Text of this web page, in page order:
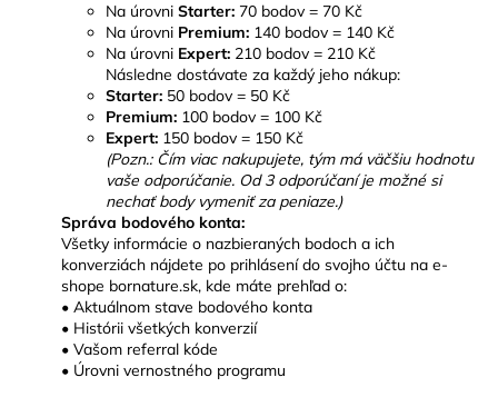
Na úrovni Starter: 70 bodov = 70 Kč
Na úrovni Premium: 140 bodov = 140 Kč
Na úrovni Expert: 210 bodov = 210 Kč
Následne dostávate za každý jeho nákup:
Starter: 50 bodov = 50 Kč
Premium: 100 bodov = 100 Kč
Expert: 150 bodov = 150 Kč
(Pozn.: Čím viac nakupujete, tým má väčšiu hodnotu
vaše odporúčanie. Od 3 odporúčaní je možné si
nechať body vymeniť za peniaze.)
Správa bodového konta:
Všetky informácie o nazbieraných bodoch a ich
konverziách nájdete po prihlásení do svojho účtu na e-
shope bornature.sk, kde máte prehľad o:
• Aktuálnom stave bodového konta
• Histórii všetkých konverzií
• Vašom referral kóde
• Úrovni vernostného programu